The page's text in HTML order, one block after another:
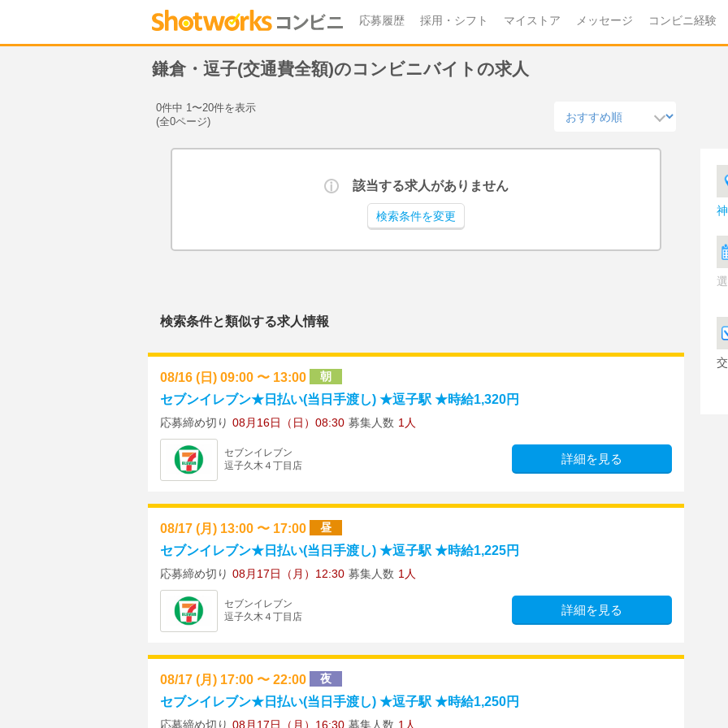
応募履歴 採用・シフト マイストア メッセージ コンビニ経験
鎌倉・逗子(交通費全額)のコンビニバイトの求人
0件中 1〜20件を表示
(全0ページ)
該当する求人がありません
検索条件を変更
検索条件と類似する求人情報
08/16 (日) 09:00 〜 13:00 朝
セブンイレブン★日払い(当日手渡し) ★逗子駅 ★時給1,320円
応募締め切り 08月16日（日）08:30 募集人数 1人
セブンイレブン
逗子久木４丁目店
詳細を見る
08/17 (月) 13:00 〜 17:00 昼
セブンイレブン★日払い(当日手渡し) ★逗子駅 ★時給1,225円
応募締め切り 08月17日（月）12:30 募集人数 1人
セブンイレブン
逗子久木４丁目店
詳細を見る
08/17 (月) 17:00 〜 22:00 夜
セブンイレブン★日払い(当日手渡し) ★逗子駅 ★時給1,250円
応募締め切り 08月17日（月）16:30 募集人数 1人